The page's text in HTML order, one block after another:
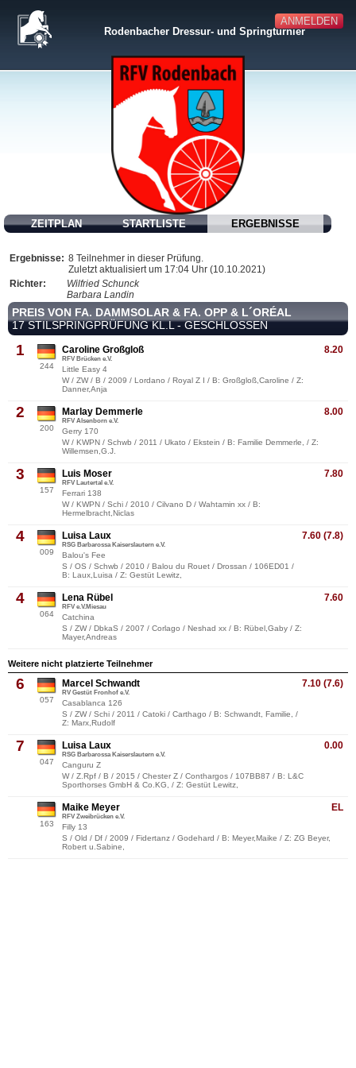
ANMELDEN
Rodenbacher Dressur- und Springturnier
ZEITPLAN STARTLISTE ERGEBNISSE
Ergebnisse: 8 Teilnehmer in dieser Prüfung.
Zuletzt aktualisiert um 17:04 Uhr (10.10.2021)
Richter:
Wilfried Schunck
Barbara Landin
PREIS VON FA. DAMMSOLAR & FA. OPP & L´ORÉAL
17 STILSPRINGPRÜFUNG KL.L - GESCHLOSSEN
1
244
8.20
Caroline Großgloß
RFV Brücken e.V.
Little Easy 4
W / ZW / B / 2009 / Lordano / Royal Z I / B: Großgloß,Caroline / Z:
Danner,Anja
2
200
8.00
Marlay Demmerle
RFV Alsenborn e.V.
Gerry 170
W / KWPN / Schwb / 2011 / Ukato / Ekstein / B: Familie Demmerle, / Z:
Willemsen,G.J.
3
157
7.80
Luis Moser
RFV Lautertal e.V.
Ferrari 138
W / KWPN / Schi / 2010 / Cilvano D / Wahtamin xx / B:
Hermelbracht,Niclas
4
009
7.60 (7.8)
Luisa Laux
RSG Barbarossa Kaiserslautern e.V.
Balou's Fee
S / OS / Schwb / 2010 / Balou du Rouet / Drossan / 106ED01 /
B: Laux,Luisa / Z: Gestüt Lewitz,
4
064
7.60
Lena Rübel
RFV e.V.Miesau
Catchina
S / ZW / DbkaS / 2007 / Corlago / Neshad xx / B: Rübel,Gaby / Z:
Mayer,Andreas
Weitere nicht platzierte Teilnehmer
6
057
7.10 (7.6)
Marcel Schwandt
RV Gestüt Fronhof e.V.
Casablanca 126
S / ZW / Schi / 2011 / Catoki / Carthago / B: Schwandt, Familie, /
Z: Marx,Rudolf
7
047
0.00
Luisa Laux
RSG Barbarossa Kaiserslautern e.V.
Canguru Z
W / Z.Rpf / B / 2015 / Chester Z / Conthargos / 107BB87 / B: L&C
Sporthorses GmbH & Co.KG, / Z: Gestüt Lewitz,
163
EL
Maike Meyer
RFV Zweibrücken e.V.
Filly 13
S / Old / Df / 2009 / Fidertanz / Godehard / B: Meyer,Maike / Z: ZG Beyer,
Robert u.Sabine,